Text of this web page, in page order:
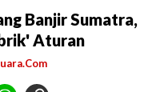
Banjir Sumatra,
Aturan